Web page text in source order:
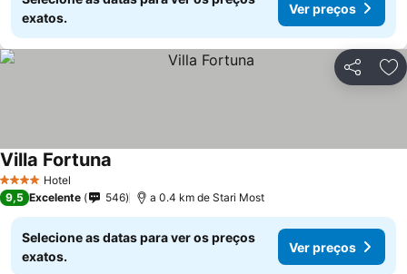
exatos.
Ver preços
Partilhar
4 EstrelasHotel
Villa Fortuna
9,5 Excelente 546 a 0.4 km de Stari Most
Selecione as datas para ver os preços
exatos.
Ver preços